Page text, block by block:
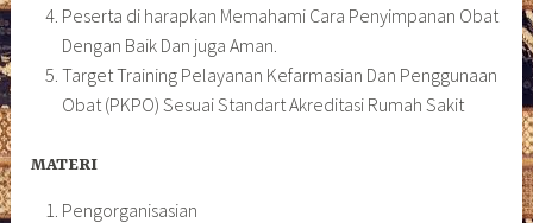
Peserta di harapkan Memahami Cara Penyimpanan Obat
Dengan Baik Dan juga Aman.
Target Training Pelayanan Kefarmasian Dan Penggunaan
Obat (PKPO) Sesuai Standart Akreditasi Rumah Sakit
MATERI
Pengorganisasian